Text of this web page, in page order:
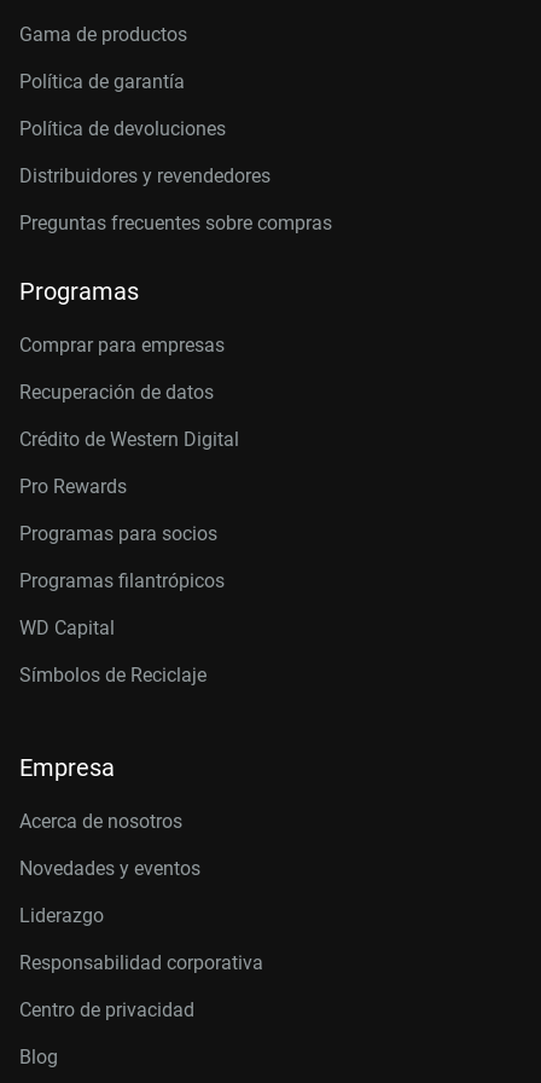
Gama de productos
Política de garantía
Política de devoluciones
Distribuidores y revendedores
Preguntas frecuentes sobre compras
Programas
Comprar para empresas
Recuperación de datos
Crédito de Western Digital
Pro Rewards
Programas para socios
Programas filantrópicos
WD Capital
Símbolos de Reciclaje
Empresa
Acerca de nosotros
Novedades y eventos
Liderazgo
Responsabilidad corporativa
Centro de privacidad
Blog